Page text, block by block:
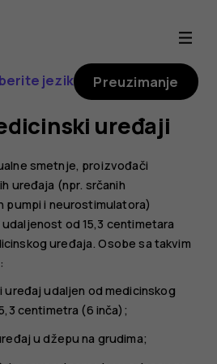
jezik Preuzimanje
uređaji
smetnje, proizvođači
uređaja (npr. srčanih
pumpi i neurostimulatora)
od 15,3 centimetara
uređaja. Osobe sa takvim
uređaj udaljen od medicinskog
centimetra (6 inča);
u džepu na grudima;